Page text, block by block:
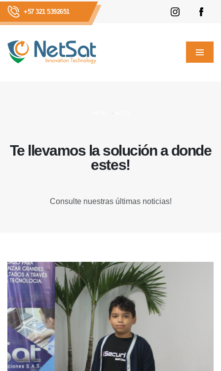
+57 321 5392651
Te llevamos la solución a donde
estes!
Consulte nuestras últimas noticias!